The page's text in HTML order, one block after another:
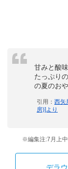
甘みと酸
たっぷり
の夏のお
引用： 西矢
房)]より
※編集注:7月上
デラ